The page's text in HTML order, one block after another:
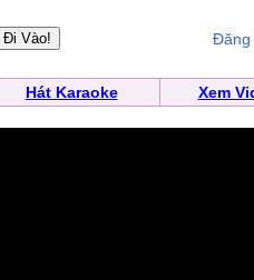
Đăng
Hát Karaoke Xem